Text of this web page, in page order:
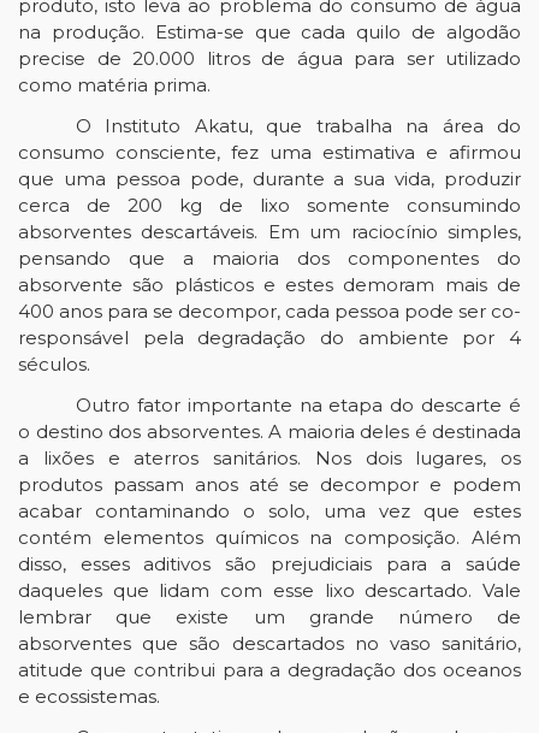
produto, isto leva ao problema do consumo de água
na produção. Estima-se que cada quilo de algodão
precise de 20.000 litros de água para ser utilizado
como matéria prima.
O Instituto Akatu, que trabalha na área do
consumo consciente, fez uma estimativa e afirmou
que uma pessoa pode, durante a sua vida, produzir
cerca de 200 kg de lixo somente consumindo
absorventes descartáveis. Em um raciocínio simples,
pensando que a maioria dos componentes do
absorvente são plásticos e estes demoram mais de
400 anos para se decompor, cada pessoa pode ser co-
responsável pela degradação do ambiente por 4
séculos.
Outro fator importante na etapa do descarte é
o destino dos absorventes. A maioria deles é destinada
a lixões e aterros sanitários. Nos dois lugares, os
produtos passam anos até se decompor e podem
acabar contaminando o solo, uma vez que estes
contém elementos químicos na composição. Além
disso, esses aditivos são prejudiciais para a saúde
daqueles que lidam com esse lixo descartado. Vale
lembrar que existe um grande número de
absorventes que são descartados no vaso sanitário,
atitude que contribui para a degradação dos oceanos
e ecossistemas.